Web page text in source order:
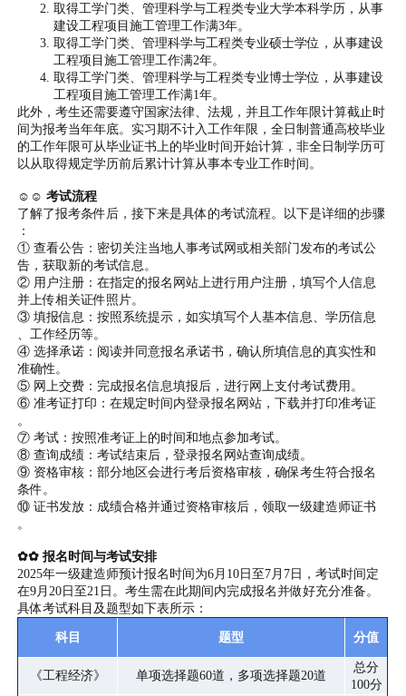
取得工学门类、管理科学与工程类专业大学本科学历，从事
建设工程项目施工管理工作满3年。
取得工学门类、管理科学与工程类专业硕士学位，从事建设
工程项目施工管理工作满2年。
取得工学门类、管理科学与工程类专业博士学位，从事建设
工程项目施工管理工作满1年。
此外，考生还需要遵守国家法律、法规，并且工作年限计算截止时
间为报考当年年底。实习期不计入工作年限，全日制普通高校毕业
的工作年限可从毕业证书上的毕业时间开始计算，非全日制学历可
以从取得规定学历前后累计计算从事本专业工作时间。
☺☺ 考试流程
了解了报考条件后，接下来是具体的考试流程。以下是详细的步骤
：
① 查看公告：密切关注当地人事考试网或相关部门发布的考试公
告，获取新的考试信息。
② 用户注册：在指定的报名网站上进行用户注册，填写个人信息
并上传相关证件照片。
③ 填报信息：按照系统提示，如实填写个人基本信息、学历信息
、工作经历等。
④ 选择承诺：阅读并同意报名承诺书，确认所填信息的真实性和
准确性。
⑤ 网上交费：完成报名信息填报后，进行网上支付考试费用。
⑥ 准考证打印：在规定时间内登录报名网站，下载并打印准考证
。
⑦ 考试：按照准考证上的时间和地点参加考试。
⑧ 查询成绩：考试结束后，登录报名网站查询成绩。
⑨ 资格审核：部分地区会进行考后资格审核，确保考生符合报名
条件。
⑩ 证书发放：成绩合格并通过资格审核后，领取一级建造师证书
。
✿✿ 报名时间与考试安排
2025年一级建造师预计报名时间为6月10日至7月7日，考试时间定
在9月20日至21日。考生需在此期间内完成报名并做好充分准备。
具体考试科目及题型如下表所示：
科目
题型 分值
《工程经济》 单项选择题60道，多项选择题20道
总分
100分